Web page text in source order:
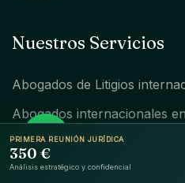
PRIMERA REUNIÓN JURÍDICA
350 €
Análisis estratégico y confidencial
Nuestros Servicios
Abogados de Litigios
Abogados internacionales
Abogados internacionales en
Abogados internacionales